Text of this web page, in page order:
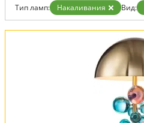
Тип ламп: Накаливания Вид: